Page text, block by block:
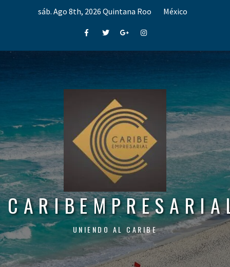
sáb. Ago 8th, 2026 Quintana Roo México
FacebookTwitterGoogle+Instagram
UNIENDO AL CARIBE